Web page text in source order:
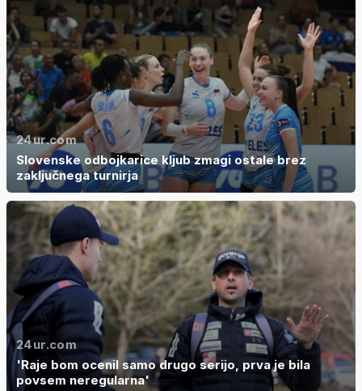
24ur.com
Slovenske odbojkarice kljub zmagi ostale brez
zaključnega turnirja
24ur.com
'Raje bom ocenil samo drugo serijo, prva je bila
povsem neregularna'